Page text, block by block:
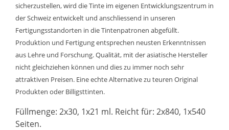
sicherzustellen, wird die Tinte im eigenen Entwicklungszentrum in
der Schweiz entwickelt und anschliessend in unseren
Fertigungsstandorten in die Tintenpatronen abgefüllt.
Produktion und Fertigung entsprechen neusten Erkenntnissen
aus Lehre und Forschung. Qualität, mit der asiatische Hersteller
nicht gleichziehen können und dies zu immer noch sehr
attraktiven Preisen. Eine echte Alternative zu teuren Original
Produkten oder Billigsttinten.
Füllmenge: 2x30, 1x21 ml. Reicht für: 2x840, 1x540
Seiten.